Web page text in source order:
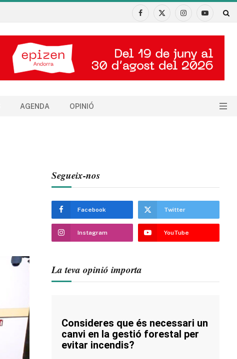
Facebook
X
InstagramYouTube
AGENDA OPINIÓ
Segueix-nos
Facebook Twitter
Instagram YouTube
La teva opinió importa
Consideres que és necessari un
canvi en la gestió forestal per
evitar incendis?